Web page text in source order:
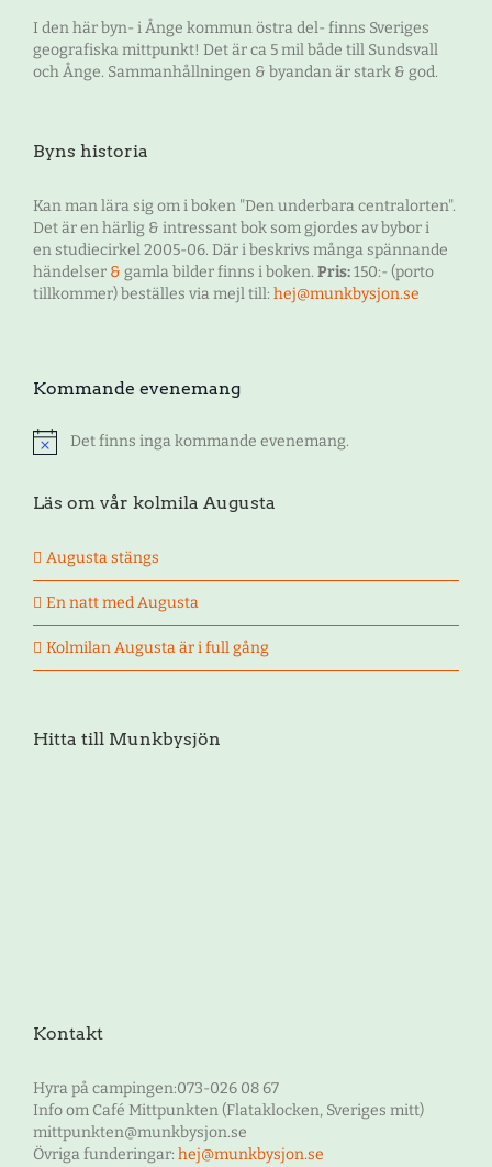
I den här byn- i Ånge kommun östra del- finns Sveriges
geografiska mittpunkt! Det är ca 5 mil både till Sundsvall
och Ånge. Sammanhållningen & byandan är stark & god.
Byns historia
Kan man lära sig om i boken "Den underbara centralorten".
Det är en härlig & intressant bok som gjordes av bybor i
en studiecirkel 2005-06. Där i beskrivs många spännande
händelser & gamla bilder finns i boken. Pris:150:- (porto
tillkommer) beställes via mejl till: hej@munkbysjon.se
Kommande evenemang
Notis Det finns inga kommande evenemang.
Läs om vår kolmila Augusta
Augusta stängs
En natt med Augusta
Kolmilan Augusta är i full gång
Hitta till Munkbysjön
Kontakt
Hyra på campingen:073-026 08 67
Info om Café Mittpunkten (Flataklocken, Sveriges mitt)
mittpunkten@munkbysjon.se
Övriga funderingar: hej@munkbysjon.se